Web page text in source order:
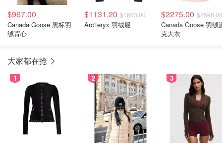
$967.00
Canada Goose 黑标羽
绒背心
$1131.20 $1663.00
Arc'teryx 羽绒服
$2275.00 $2598.00
Canada Goose 羽绒
克大衣
大家都在抢
1 2 3